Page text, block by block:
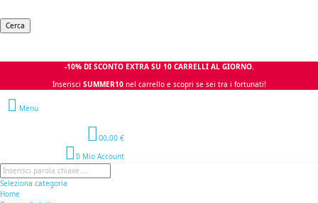
Cerca
-10% DI SCONTO EXTRA SU 10 CARRELLI AL GIORNO.
Inserisci SUMMER10 nel carrello e scopri se sei tra i fortunati!
Menu
00,00 €
Il Mio Account
Seleziona categoria
Home